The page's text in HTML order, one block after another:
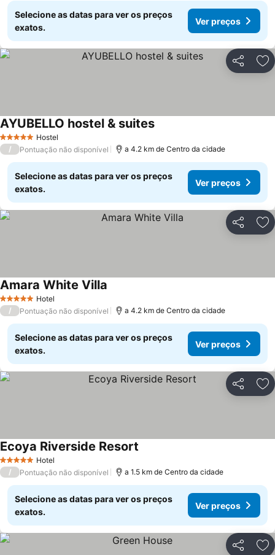
Selecione as datas para ver os preços
exatos.
Ver preços
Partilhar
5 Estrelas Hostel
AYUBELLO hostel & suites
/ Pontuação não disponível a 4.2 km de Centro da cidade
Selecione as datas para ver os preços
exatos.
Ver preços
Partilhar
5 Estrelas Hotel
Amara White Villa
/ Pontuação não disponível a 4.2 km de Centro da cidade
Selecione as datas para ver os preços
exatos.
Ver preços
Partilhar
5 Estrelas Hotel
Ecoya Riverside Resort
/ Pontuação não disponível a 1.5 km de Centro da cidade
Selecione as datas para ver os preços
exatos.
Ver preços
Partilhar